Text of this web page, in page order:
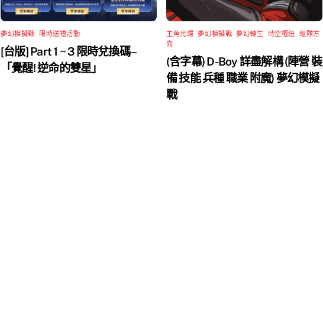
夢幻模擬戰 限時送禮活動
[台版] Part 1 ~ 3 限時兌換碼 –
「覺醒! 逆命的雙星」
主角光環 ,夢幻模擬戰 ,夢幻轉生 時空樞紐 ,組隊方
向
(含字幕) D-Boy 詳盡解構 (陣營 裝
備 技能 兵種 職業 附魔) 夢幻模擬
戰